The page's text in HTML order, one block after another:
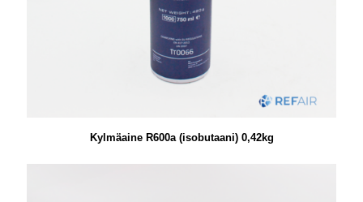
Kylmäaine R600a (isobutaani) 0,42kg